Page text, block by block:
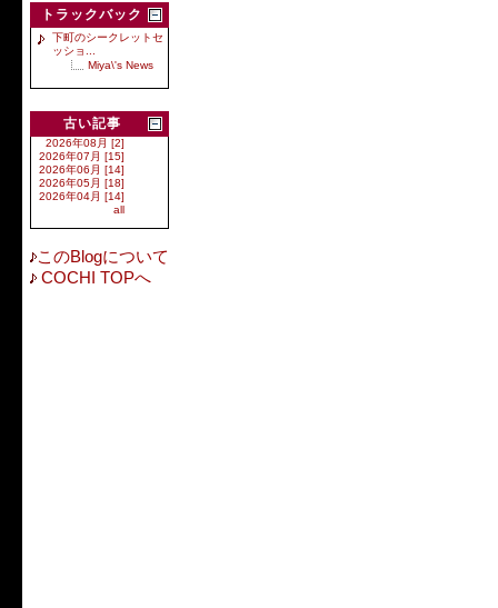
トラックバック
下町のシークレットセ
ッショ...
Miya\'s News
古い記事
2026年08月 [2]
2026年07月 [15]
2026年06月 [14]
2026年05月 [18]
2026年04月 [14]
all
このBlogについて
COCHI TOPへ